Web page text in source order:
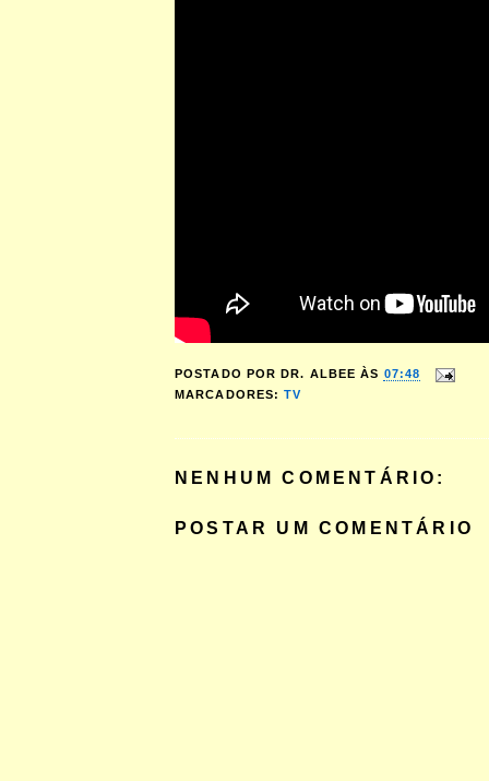
POSTADO POR DR. ALBEE ÀS 07:48
MARCADORES:TV
NENHUM COMENTÁRIO:
POSTAR UM COMENTÁRIO